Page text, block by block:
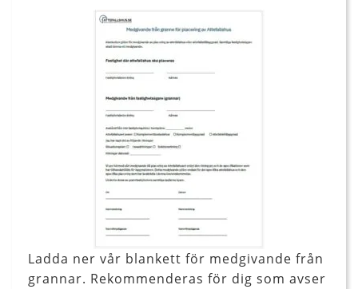
Ladda ner vår blankett för medgivande från
grannar. Rekommenderas för dig som avser